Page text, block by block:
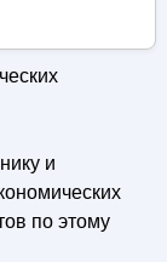
и
по этому